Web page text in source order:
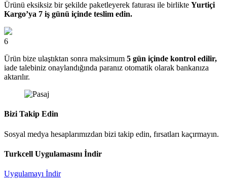
Ürünü eksiksiz bir şekilde paketleyerek faturası ile birlikte Yurtiçi
Kargo’ya 7 iş günü içinde teslim edin.
6
Ürün bize ulaştıktan sonra maksimum 5 gün içinde kontrol edilir,
iade talebiniz onaylandığında paranız otomatik olarak bankanıza
aktarılır.
Bizi Takip Edin
Sosyal medya hesaplarımızdan bizi takip edin, fırsatları kaçırmayın.
Turkcell Uygulamasını İndir
Uygulamayı İndir